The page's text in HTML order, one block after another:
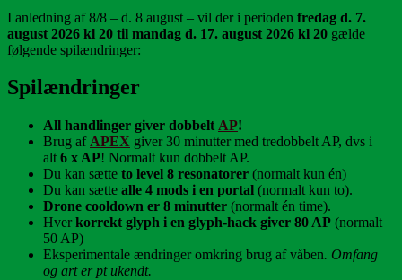
2026
I anledning af 8/8 – d. 8 august – vil der i perioden fredag d. 7.
august 2026 kl 20 til mandag d. 17. august 2026 kl 20 gælde
følgende spilændringer:
Spilændringer
All handlinger giver dobbelt AP!
Brug af APEX giver 30 minutter med tredobbelt AP, dvs i
alt 6 x AP! Normalt kun dobbelt AP.
Du kan sætte to level 8 resonatorer (normalt kun én)
Du kan sætte alle 4 mods i en portal (normalt kun to).
Drone cooldown er 8 minutter (normalt én time).
Hverkorrekt glyph i en glyph-hack giver 80 AP (normalt
50 AP)
Eksperimentale ændringer omkring brug af våben. Omfang
og art er pt ukendt.